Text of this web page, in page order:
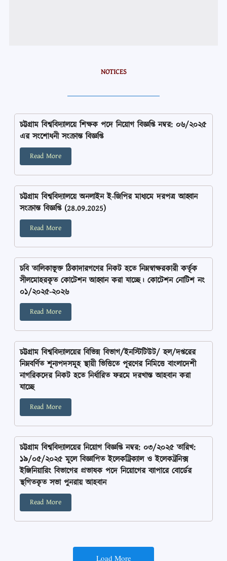
NOTICES
চট্টগ্রাম বিশ্ববিদ্যালয়ে শিক্ষক পদে নিয়োগ বিজ্ঞপ্তি নম্বর: ০৬/২০২৫
এর সংশোধনী সংক্রান্ত বিজ্ঞপ্তি
Read More
চট্টগ্রাম বিশ্ববিদ্যালয়ে অনলাইন ই-জিপির মাধ্যমে দরপত্র আহ্বান
সংক্রান্ত বিজ্ঞপ্তি (28.09.2025)
Read More
চবি তালিকাভূক্ত ঠিকাদারগণের নিকট হতে নিম্নস্বাক্ষরকারী কর্তৃক
সীলমোহরকৃত কোটেশন আহ্বান করা যাচ্ছে। কোটেশন নোটিশ নং
০১/২০২৫-২০২৬
Read More
চট্টগ্রাম বিশ্ববিদ্যালয়ের বিভিন্ন বিভাগ/ইনস্টিটিউট/ হল/দপ্তরের
নিম্নবর্ণিত শূন্যপদসমূহ স্থায়ী ভিত্তিতে পূরণের নিমিত্তে বাংলাদেশী
নাগরিকদের নিকট হতে নির্ধারিত ফরমে দরখাস্ত আহবান করা
যাচ্ছে
Read More
চট্টগ্রাম বিশ্ববিদ্যালয়ের নিয়োগ বিজ্ঞপ্তি নম্বর: ০৩/২০২৫ তারিখ:
১৯/০৫/২০২৫ মূলে বিজ্ঞাপিত ইলেকট্রিক্যাল ও ইলেকট্রনিক্স
ইঞ্জিনিয়ারিং বিভাগের প্রভাষক পদে নিয়োগের ব্যাপারে বোর্ডের
স্থগিতকৃত সভা পুনরায় আহবান
Read More
Load More